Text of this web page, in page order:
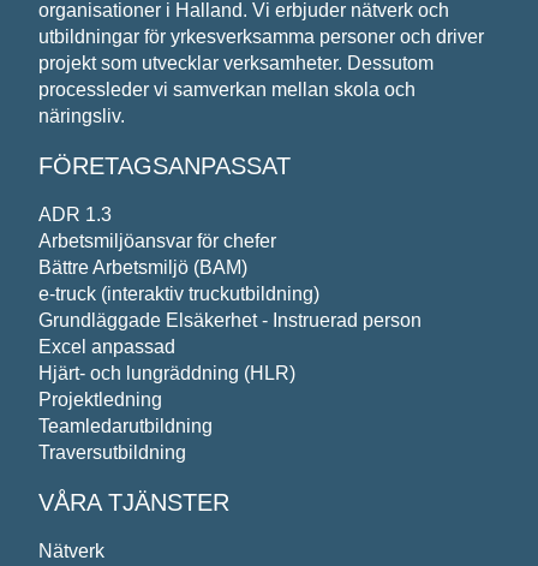
organisationer i Halland. Vi erbjuder nätverk och
utbildningar för yrkesverksamma personer och driver
projekt som utvecklar verksamheter. Dessutom
processleder vi samverkan mellan skola och
näringsliv.
FÖRETAGSANPASSAT
ADR 1.3
Arbetsmiljöansvar för chefer
Bättre Arbetsmiljö (BAM)
e-truck (interaktiv truckutbildning)
Grundläggade Elsäkerhet - Instruerad person
Excel anpassad
Hjärt- och lungräddning (HLR)
Projektledning
Teamledarutbildning
Traversutbildning
VÅRA TJÄNSTER
Nätverk